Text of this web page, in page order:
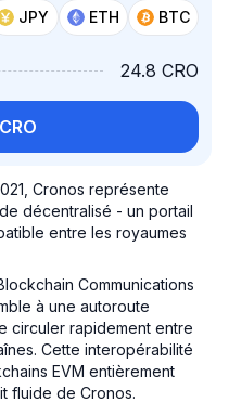
JPY ETH BTC
24.8 CRO
Cronos représente
décentralisé - un portail
entre les royaumes
Communications
à une autoroute
circuler rapidement entre
Cette interopérabilité
EVM entièrement
fluide de Cronos.